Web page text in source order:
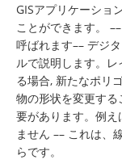
GISアプリケーショ
ことができます。
呼ばれます–– デジ
ルで説明します。
る場合, 新たなポリ
物の形状を変更す
要があります。例
ません –– これは、
らです。